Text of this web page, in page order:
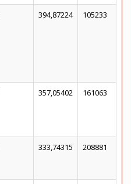
394,87224 105233
357,05402 161063
333,74315 208881